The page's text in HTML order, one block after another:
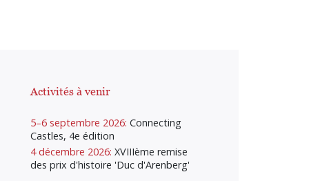
Activités à venir
5–6 septembre 2026: Connecting
Castles, 4e édition
4 décembre 2026: XVIIIème remise
des prix d'histoire 'Duc d'Arenberg'